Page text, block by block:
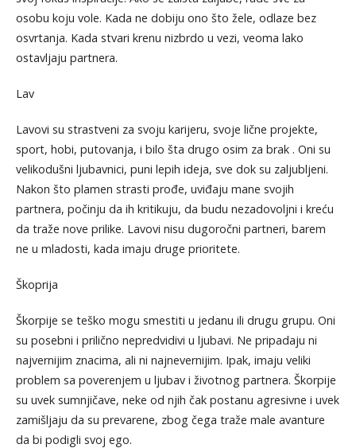
osobu koju vole. Kada ne dobiju ono što žele, odlaze bez
osvrtanja. Kada stvari krenu nizbrdo u vezi, veoma lako
ostavljaju partnera.
Lav
Lavovi su strastveni za svoju karijeru, svoje lične projekte,
sport, hobi, putovanja, i bilo šta drugo osim za brak . Oni su
velikodušni ljubavnici, puni lepih ideja, sve dok su zaljubljeni.
Nakon što plamen strasti prođe, uviđaju mane svojih
partnera, počinju da ih kritikuju, da budu nezadovoljni i kreću
da traže nove prilike. Lavovi nisu dugoročni partneri, barem
ne u mladosti, kada imaju druge prioritete.
Škoprija
Škorpije se teško mogu smestiti u jedanu ili drugu grupu. Oni
su posebni i prilično nepredvidivi u ljubavi. Ne pripadaju ni
najvernijim znacima, ali ni najnevernijim. Ipak, imaju veliki
problem sa poverenjem u ljubav i životnog partnera. Škorpije
su uvek sumnjičave, neke od njih čak postanu agresivne i uvek
zamišljaju da su prevarene, zbog čega traže male avanture
da bi podigli svoj ego.